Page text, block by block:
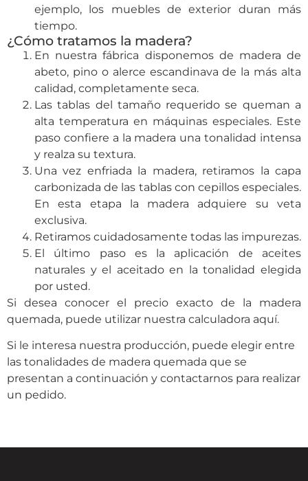
ejemplo, los muebles de exterior duran más
tiempo.
¿Cómo tratamos la madera?
En nuestra fábrica disponemos de madera de
abeto, pino o alerce escandinava de la más alta
calidad, completamente seca.
Las tablas del tamaño requerido se queman a
alta temperatura en máquinas especiales. Este
paso confiere a la madera una tonalidad intensa
y realza su textura.
Una vez enfriada la madera, retiramos la capa
carbonizada de las tablas con cepillos especiales.
En esta etapa la madera adquiere su veta
exclusiva.
Retiramos cuidadosamente todas las impurezas.
El último paso es la aplicación de aceites
naturales y el aceitado en la tonalidad elegida
por usted.
Si desea conocer el precio exacto de la madera
quemada, puede utilizar nuestra calculadora aquí.
Si le interesa nuestra producción, puede elegir entre
las tonalidades de madera quemada que se
presentan a continuación y contactarnos para realizar
un pedido.